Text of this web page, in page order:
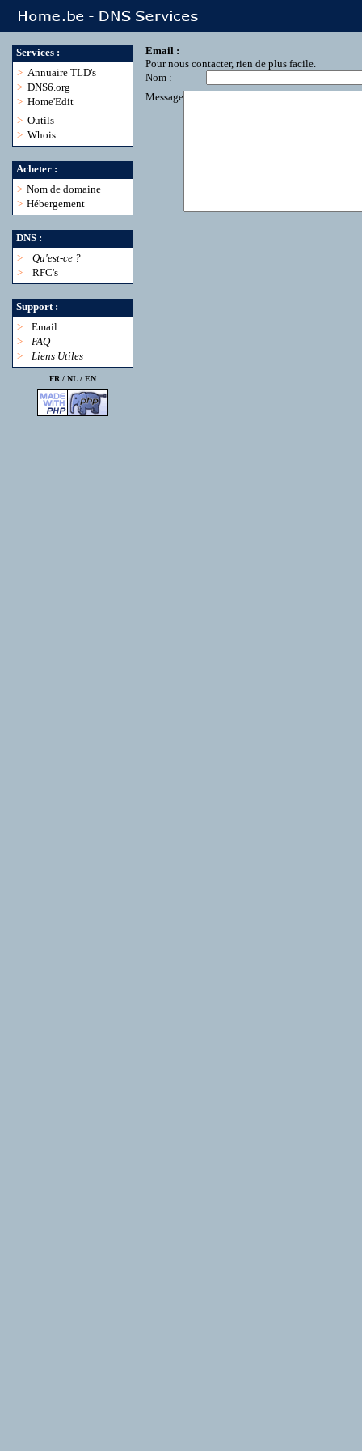
Services :
> Annuaire TLD's
> DNS6.org
> Home'Edit
> Outils
> Whois
Acheter :
> Nom de domaine
> Hébergement
DNS :
>
Qu'est-ce ?
>
RFC's
Support :
>
Email
>
FAQ
>
Liens Utiles
FR / NL/ EN
Email :
Pour nous contacter, rien de plus facile.
Nom :
Message
: